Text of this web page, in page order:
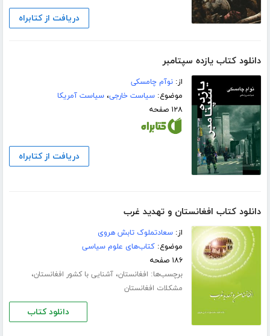
دریافت از کتابراه
دانلود کتاب یازده سپتامبر
از:نوآم چامسکی
موضوع:سیاست خارجی،سیاست آمریکا
۱۲۸ صفحه
دریافت از کتابراه
دانلود کتاب افغانستان و تهدید غرب
از:سعادتملوک تابش هروی
موضوع:کتاب‌های علوم سیاسی
۱۸۶ صفحه
برچسب‌ها: افغانستان،آشنایی با کشور افغانستان،
مشکلات افغانستان
دانلود کتاب